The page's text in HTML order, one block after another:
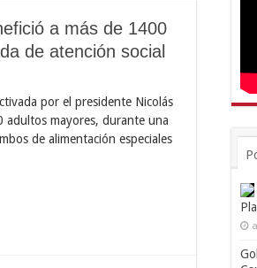
a más de 1400
de atención social
por el presidente Nicolás
adultos mayores, durante una
de alimentación especiales